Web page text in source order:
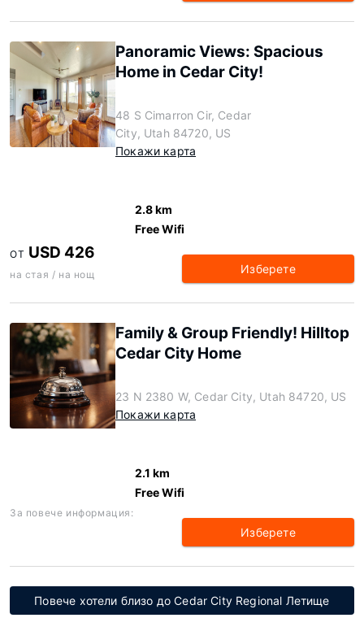
Panoramic Views: Spacious
Home in Cedar City!
48 S Cimarron Cir, Cedar
City, Utah 84720, US
Покажи карта
2.8 km
Free Wifi
ОТ USD 426
на стая / на нощ Изберете
Family & Group Friendly! Hilltop
Cedar City Home
23 N 2380 W, Cedar City, Utah 84720, US
Покажи карта
2.1 km
Free Wifi
За повече информация:
Изберете
Повече хотели близо до Cedar City Regional Летище